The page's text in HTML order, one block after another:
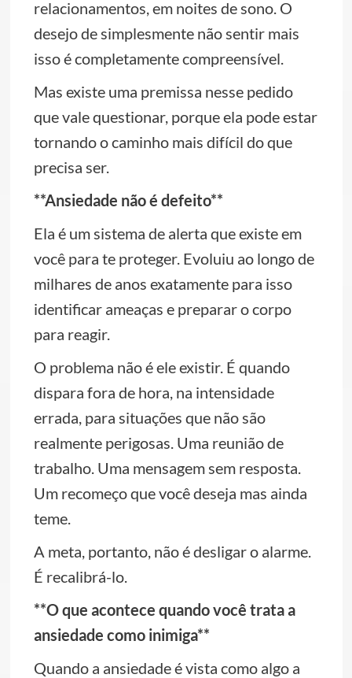
relacionamentos, em noites de sono. O
desejo de simplesmente não sentir mais
isso é completamente compreensível.
Mas existe uma premissa nesse pedido
que vale questionar, porque ela pode estar
tornando o caminho mais difícil do que
precisa ser.
**Ansiedade não é defeito**
Ela é um sistema de alerta que existe em
você para te proteger. Evoluiu ao longo de
milhares de anos exatamente para isso
identificar ameaças e preparar o corpo
para reagir.
O problema não é ele existir. É quando
dispara fora de hora, na intensidade
errada, para situações que não são
realmente perigosas. Uma reunião de
trabalho. Uma mensagem sem resposta.
Um recomeço que você deseja mas ainda
teme.
A meta, portanto, não é desligar o alarme.
É recalibrá-lo.
**O que acontece quando você trata a
ansiedade como inimiga**
Quando a ansiedade é vista como algo a